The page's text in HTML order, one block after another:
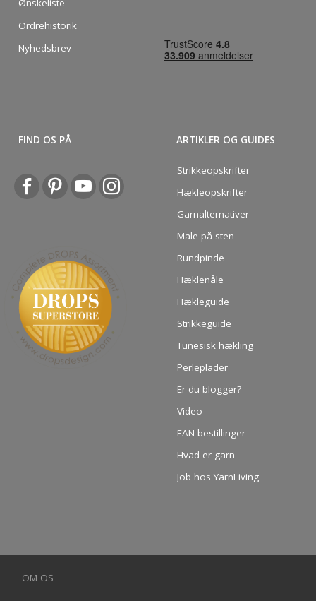
Ønskeliste
Ordrehistorik
Nyhedsbrev
FIND OS PÅ ARTIKLER OG GUIDES
Strikkeopskrifter
Hækleopskrifter
Garnalternativer
Male på sten
Rundpinde
Hæklenåle
Hækleguide
Strikkeguide
Tunesisk hækling
Perleplader
Er du blogger?
Video
EAN bestillinger
Hvad er garn
Job hos YarnLiving
OM OS